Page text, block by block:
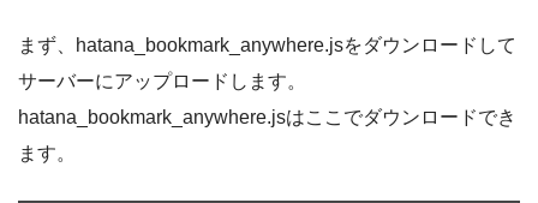
まず、hatana_bookmark_anywhere.jsをダウンロードして
サーバーにアップロードします。
hatana_bookmark_anywhere.jsはここでダウンロードでき
ます。